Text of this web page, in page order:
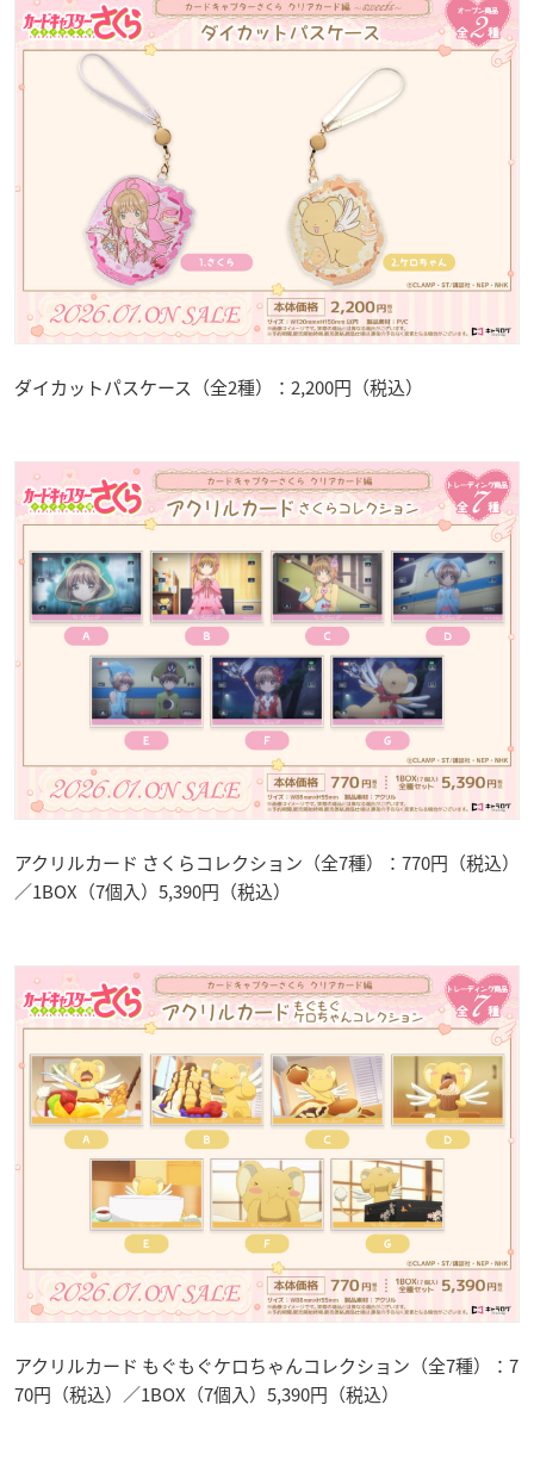
ダイカットパスケース（全2種）：2,200円（税込）
アクリルカード さくらコレクション（全7種）：770円（税込）
／1BOX（7個入）5,390円（税込）
アクリルカード もぐもぐケロちゃんコレクション（全7種）：7
70円（税込）／1BOX（7個入）5,390円（税込）